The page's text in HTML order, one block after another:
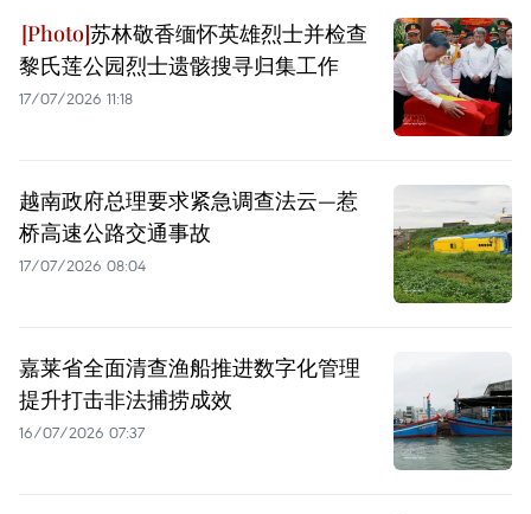
苏林敬香缅怀英雄烈士并检查
黎氏莲公园烈士遗骸搜寻归集工作
17/07/2026 11:18
越南政府总理要求紧急调查法云—惹
桥高速公路交通事故
17/07/2026 08:04
嘉莱省全面清查渔船推进数字化管理
提升打击非法捕捞成效
16/07/2026 07:37